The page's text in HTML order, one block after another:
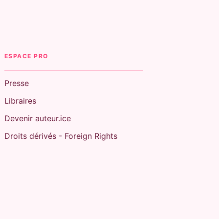
ESPACE PRO
Presse
Libraires
Devenir auteur.ice
Droits dérivés - Foreign Rights